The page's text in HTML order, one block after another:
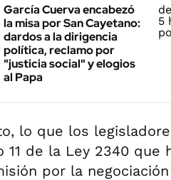
García Cuerva encabezó
la misa por San Cayetano:
dardos a la dirigencia
política, reclamo por
"justicia social" y elogios
al Papa
lo que los
11 de la Ley 2340 que
por la